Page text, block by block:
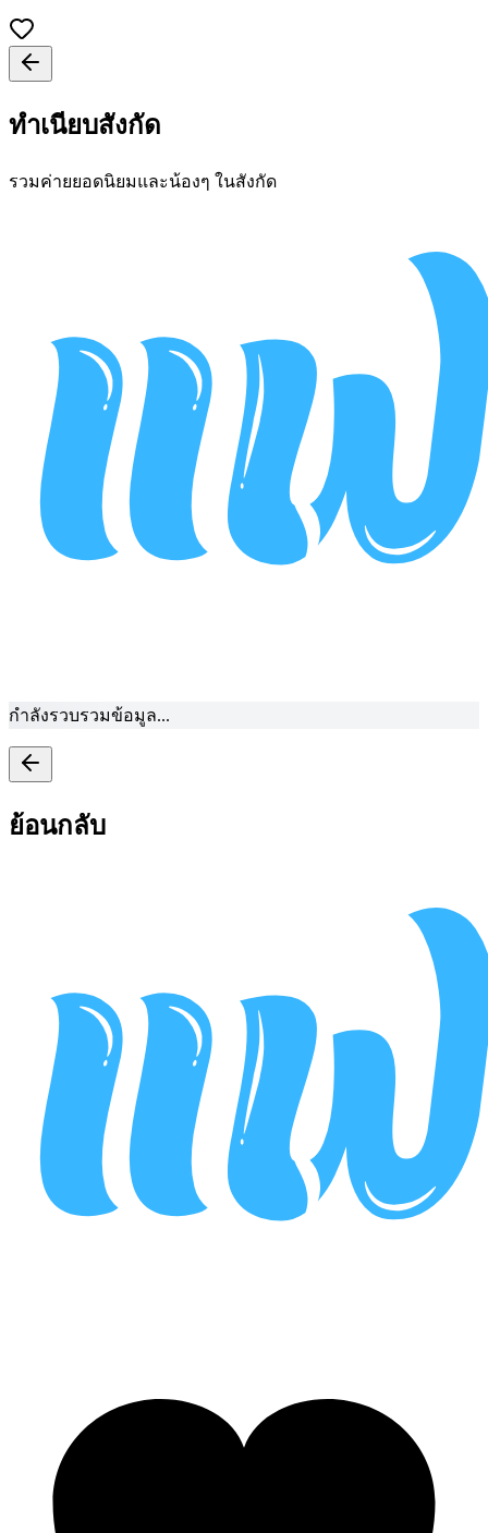
ทำเนียบสังกัด
รวมค่ายยอดนิยมและน้องๆ ในสังกัด
กำลังรวบรวมข้อมูล...
ย้อนกลับ